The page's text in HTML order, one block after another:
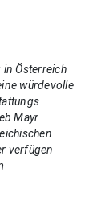
Österreich
würdevolle
Mayr
verfügen